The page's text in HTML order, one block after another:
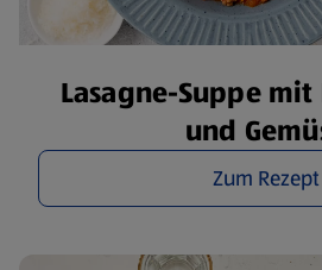
Lasagne-Suppe
und
Zum Rezept